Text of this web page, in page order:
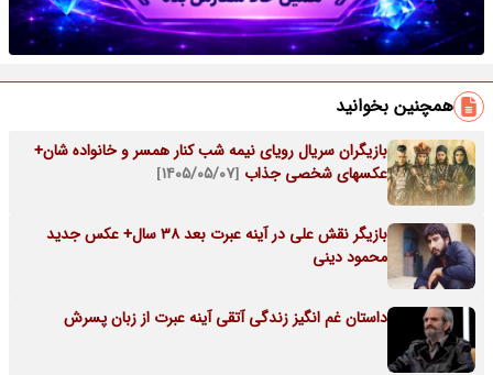
همچنین بخوانید
بازیگران سریال رویای نیمه شب کنار همسر و خانواده شان+
عکسهای شخصی جذاب [۱۴۰۵/۰۵/۰۷]
بازیگر نقش علی در آینه عبرت بعد 38 سال+ عکس جدید
محمود دینی
داستان غم انگیز زندگی آتقی آینه عبرت از زبان پسرش